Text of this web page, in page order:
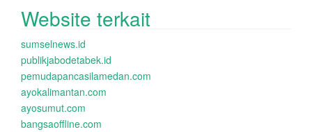
Website terkait
sumselnews.id
publikjabodetabek.id
pemudapancasilamedan.com
ayokalimantan.com
ayosumut.com
bangsaoffline.com